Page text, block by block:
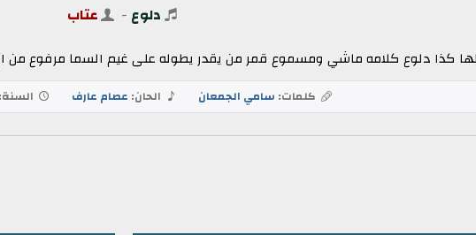
دلوع - عتاب
كذا دلوع كلامه ماشي ومسموع قمر من يقدر يطوله على غيم السما مرفوع من
كلمات: سامي الجمعان الحان: عصام عارف